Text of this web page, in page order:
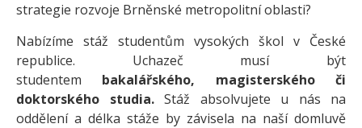
strategie rozvoje Brněnské metropolitní oblasti?
Nabízíme stáž studentům vysokých škol v České
republice. Uchazeč musí být
studentem bakalářského, magisterského či
doktorského studia.Stáž absolvujete u nás na
oddělení a délka stáže by závisela na naší domluvě
Projekty
Spolupráce
Kontakty